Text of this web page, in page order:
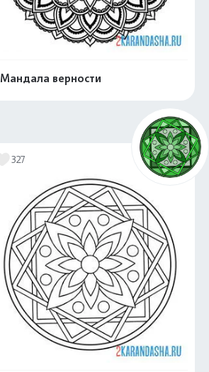
Мандала верности
Распечатать и скачать
327